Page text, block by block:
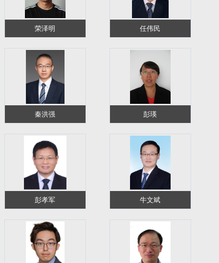
荣泽明 任伟民
秦洪强 彭瑛
彭孝军 牛文斌